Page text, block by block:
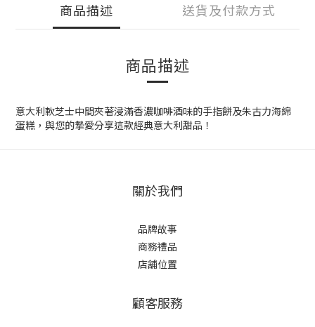
商品描述 送貨及付款方式
商品描述
意大利軟芝士中間夾著浸滿香濃咖啡酒味的手指餅及朱古力海綿
蛋糕，與您的摯愛分享這款經典意大利甜品！
關於我們
品牌故事
商務禮品
店舖位置
顧客服務